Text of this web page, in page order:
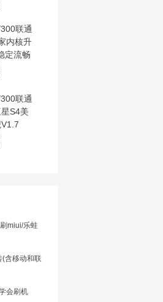
联通
内核升
定流畅
联通
S4美
miui/乐蛙
(含移动和联
会刷机